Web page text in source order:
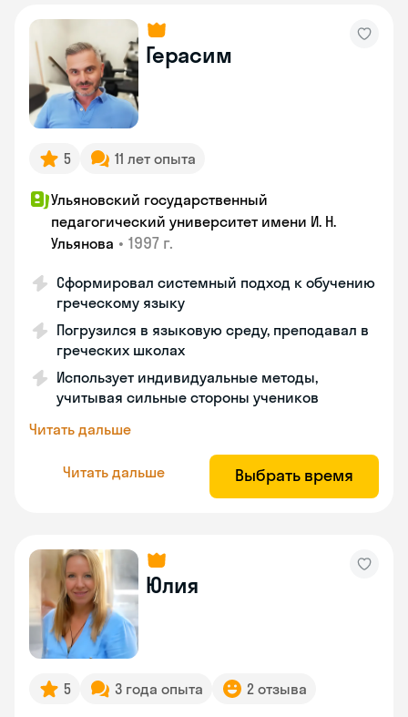
Герасим
5 11 лет опыта
Ульяновский государственный
педагогический университет имени И. Н.
Ульянова • 1997 г.
Сформировал системный подход к обучению
греческому языку
Погрузился в языковую среду, преподавал в
греческих школах
Использует индивидуальные методы,
учитывая сильные стороны учеников
Читать дальше
Читать дальше Выбрать время
Юлия
5 3 года опыта 2 отзыва